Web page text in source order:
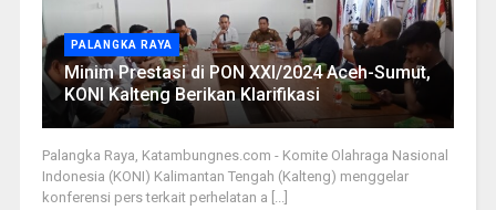
PALANGKA RAYA
Minim Prestasi di PON XXI/2024 Aceh-Sumut,
KONI Kalteng Berikan Klarifikasi
Palangka Raya, Katambungnes.com - Komite Olahraga Nasional
Indonesia (KONI) Kalimantan Tengah (Kalteng) menggelar
konferensi pers terkait perhelatan a [...]